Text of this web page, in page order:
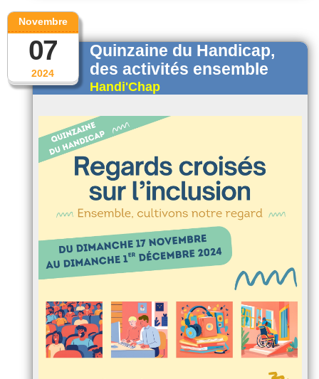
2024
Novembre
07
Quinzaine du Handicap,
des activités ensemble
Handi'Chap